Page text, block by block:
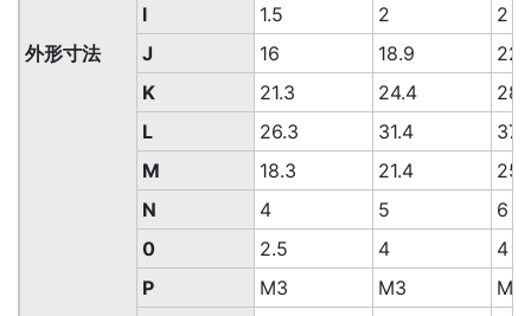
外形寸法
l
1.5 2
2
J
16 18.9
K
21.3 24.4
L
26.3 31.4
M
18.3 21.4
N
4 5
6
0
2.5 4
4
P
M3 M3
M3